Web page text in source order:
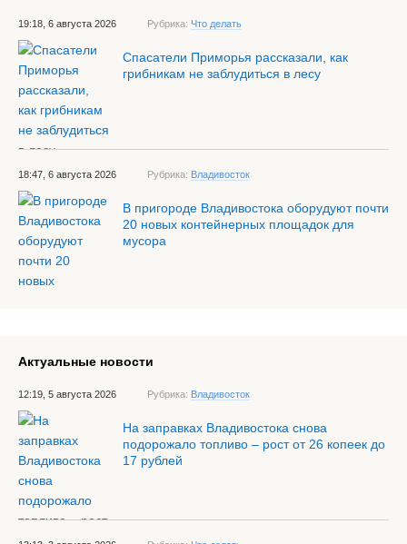
19:18, 6 августа 2026 Рубрика: Что делать
Спасатели Приморья рассказали, как
грибникам не заблудиться в лесу
18:47, 6 августа 2026 Рубрика: Владивосток
В пригороде Владивостока оборудуют почти
20 новых контейнерных площадок для
мусора
Актуальные новости
12:19, 5 августа 2026 Рубрика: Владивосток
На заправках Владивостока снова
подорожало топливо – рост от 26 копеек до
17 рублей